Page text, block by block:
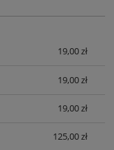
19,00 zł
19,00 zł
19,00 zł
125,00 zł